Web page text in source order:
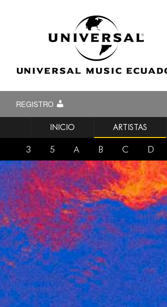
REGISTRO
INICIO ARTISTAS
3 5 A B C D